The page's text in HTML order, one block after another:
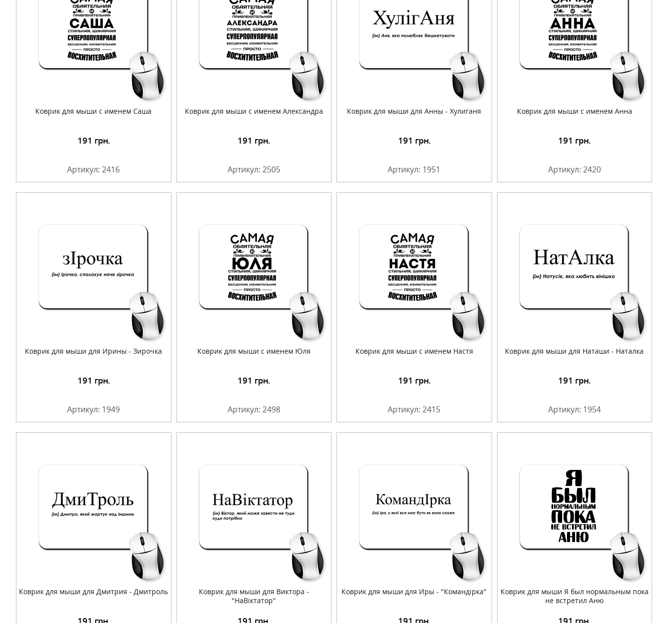
Коврик для мыши с именем Саша
191 грн.
Артикул: 2416
Коврик для мыши с именем Александра
Подробнее 191 грн.
Артикул: 2505
Коврик для мыши для Анны - Хулиганя
Подробнее 191 грн.
Артикул: 1951
Коврик для мыши с именем Анна
Подробнее 191 грн.
Артикул: 2420
Коврик для мыши для Ирины - Зирочка
191 грн.
Артикул: 1949
Коврик для мыши с именем Юля
Подробнее 191 грн.
Артикул: 2498
Коврик для мыши с именем Настя
Подробнее 191 грн.
Артикул: 2415
Коврик для мыши для Наташи - Наталка
Подробнее 191 грн.
Артикул: 1954
Коврик для мыши для Дмитрия - Дмитроль
191 грн.
Коврик для мыши для Виктора -
"НаВіктатор"
191 грн.
Коврик для мыши для Иры - "Командірка"
191 грн.
Коврик для мыши Я был нормальным пока
не встретил Аню
191 грн.